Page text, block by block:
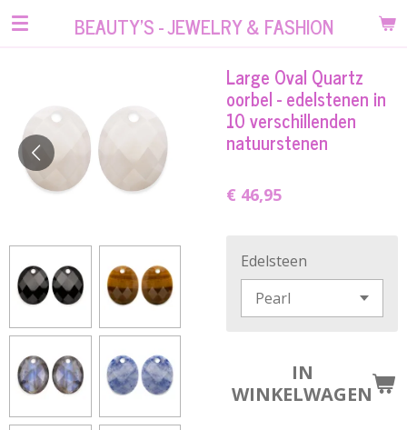
Ga
hoofdinhoud
BEAUTY'S - JEWELRY & FASHION
Large Oval Quartz
oorbel - edelstenen in
10 verschillenden
natuurstenen
€ 46,95
Edelsteen
IN
WINKELWAGEN